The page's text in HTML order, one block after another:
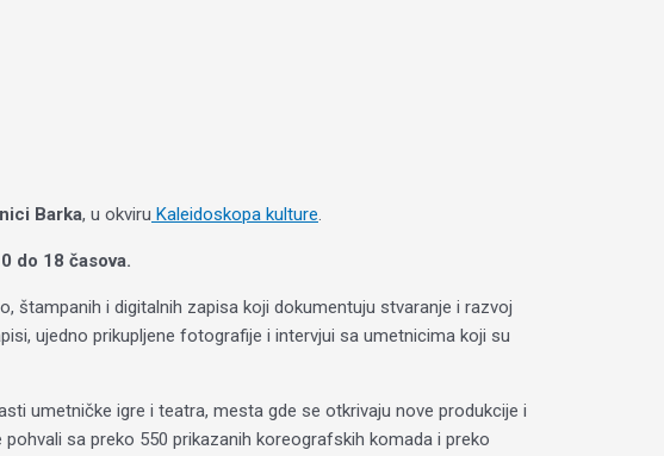
Barka, u okviru Kaleidoskopa kulture.
do 18 časova.
štampanih i digitalnih zapisa koji dokumentuju stvaranje i razvoj
ujedno prikupljene fotografije i intervjui sa umetnicima koji su
umetničke igre i teatra, mesta gde se otkrivaju nove produkcije i
sa preko 550 prikazanih koreografskih komada i preko